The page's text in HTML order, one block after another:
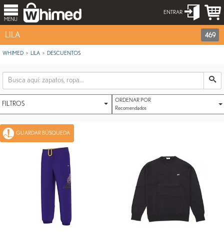
MENU
ENTRAR
469
LILA
WHIMED LILA DESCUENTOS
FILTROS
ORDENAR POR
Recomendados
GUARDAR BÚSQUEDA